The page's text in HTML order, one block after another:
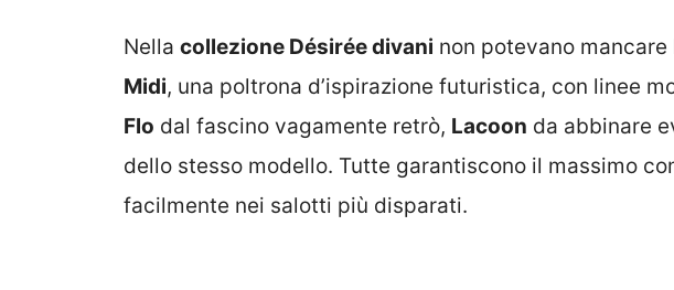
Nella collezione Désirée divani non potevano mancare
Midi, una poltrona d’ispirazione futuristica, con linee
Flo dal fascino vagamente retrò, Lacoon da abbinare
dello stesso modello. Tutte garantiscono il massimo
facilmente nei salotti più disparati.